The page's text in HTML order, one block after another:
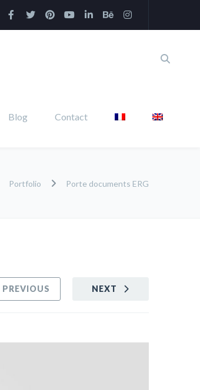
Blog Contact
Portfolio Porte documents ERG
NEXT
PREVIOUS